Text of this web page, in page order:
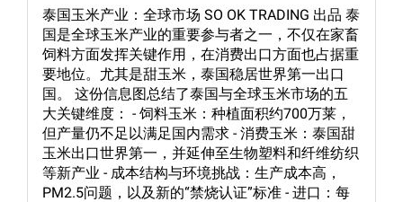
泰国玉米产业：全球市场 SO OK TRADING 出品 泰
国是全球玉米产业的重要参与者之一，不仅在家畜
饲料方面发挥关键作用，在消费出口方面也占据重
要地位。尤其是甜玉米，泰国稳居世界第一出口
国。 这份信息图总结了泰国与全球玉米市场的五
大关键维度： - 饲料玉米：种植面积约700万莱，
但产量仍不足以满足国内需求 - 消费玉米：泰国甜
玉米出口世界第一，并延伸至生物塑料和纤维纺织
等新产业 - 成本结构与环境挑战：生产成本高，
PM2.5问题，以及新的“禁烧认证”标准 - 进口：每